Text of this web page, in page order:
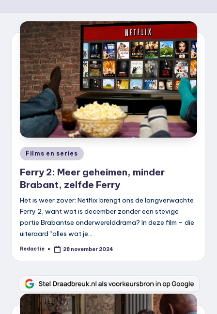
r
e
u
k
.
n
Geplaatst
in
Films en series
Ferry 2: Meer geheimen, minder
Brabant, zelfde Ferry
Het is weer zover: Netflix brengt ons de langverwachte
Ferry 2, want wat is december zonder een stevige
portie Brabantse onderwerelddrama? In deze film – die
uiteraard “alles wat je…
Geplaatst
Redactie 28 november 2024